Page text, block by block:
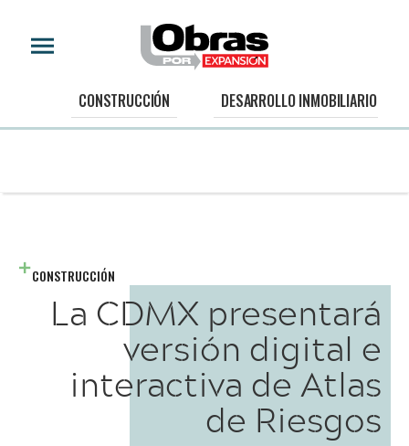
CONSTRUCCIÓN DESARROLLO INMOBILIARIO
CONSTRUCCIÓN
La CDMX presentará
versión digital e
interactiva de Atlas
de Riesgos